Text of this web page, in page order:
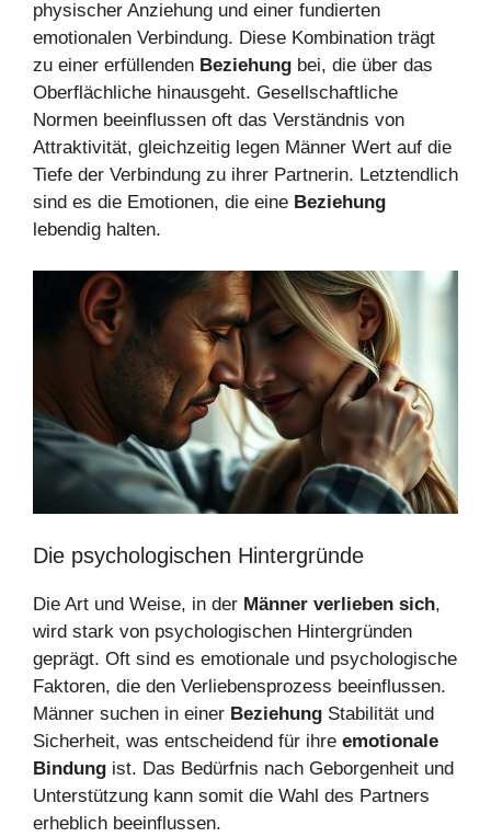
physischer Anziehung und einer fundierten
emotionalen Verbindung. Diese Kombination trägt
zu einer erfüllenden Beziehung bei, die über das
Oberflächliche hinausgeht. Gesellschaftliche
Normen beeinflussen oft das Verständnis von
Attraktivität, gleichzeitig legen Männer Wert auf die
Tiefe der Verbindung zu ihrer Partnerin. Letztendlich
sind es die Emotionen, die eine Beziehung
lebendig halten.
Die psychologischen Hintergründe
Die Art und Weise, in der Männer verlieben sich,
wird stark von psychologischen Hintergründen
geprägt. Oft sind es emotionale und psychologische
Faktoren, die den Verliebensprozess beeinflussen.
Männer suchen in einer Beziehung Stabilität und
Sicherheit, was entscheidend für ihre emotionale
Bindung ist. Das Bedürfnis nach Geborgenheit und
Unterstützung kann somit die Wahl des Partners
erheblich beeinflussen.